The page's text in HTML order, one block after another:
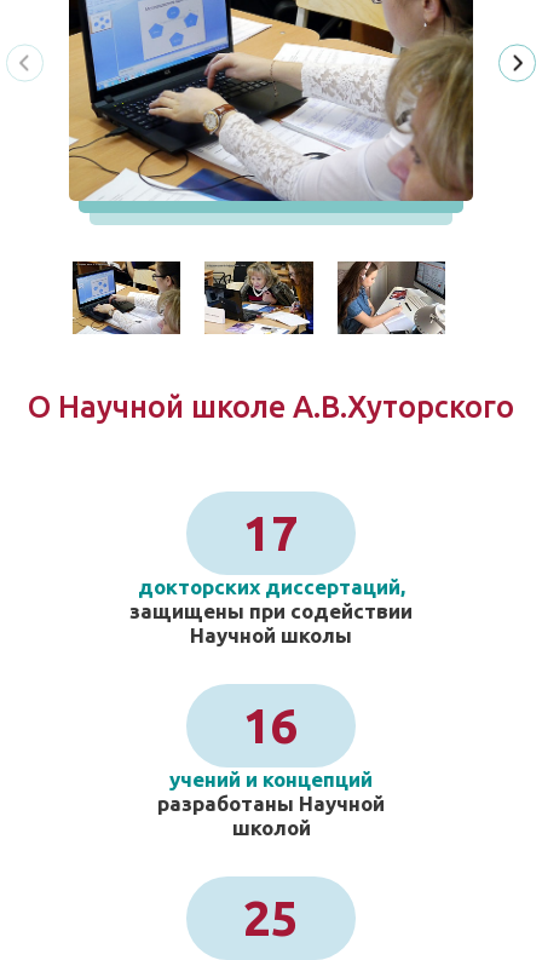
О Научной школе А.В.Хуторского
17
докторских диссертаций,
защищены при содействии
Научной школы
16
учений и концепций
разработаны Научной
школой
25